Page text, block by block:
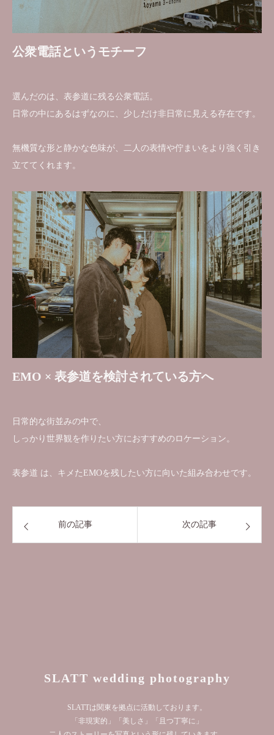
公衆電話というモチーフ
選んだのは、表参道に残る公衆電話。
日常の中にあるはずなのに、少しだけ非日常に見える存在です。
無機質な形と静かな色味が、二人の表情や佇まいをより強く引き
立ててくれます。
EMO × 表参道を検討されている方へ
日常的な街並みの中で、
しっかり世界観を作りたい方におすすめのロケーション。
表参道 は、キメたEMOを残したい方に向いた組み合わせです。
前の記事 次の記事
SLATT wedding photography
SLATTは関東を拠点に活動しております。
「非現実的」「美しさ」「且つ丁寧に」